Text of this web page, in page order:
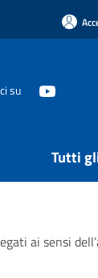
su
Tutti
ai sensi